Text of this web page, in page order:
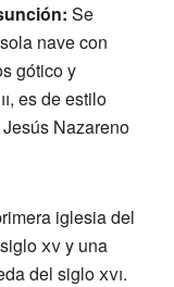
Se
nave con
gótico y
, es de estilo
Nazareno
iglesia del
xvy una
del sigloxvi.